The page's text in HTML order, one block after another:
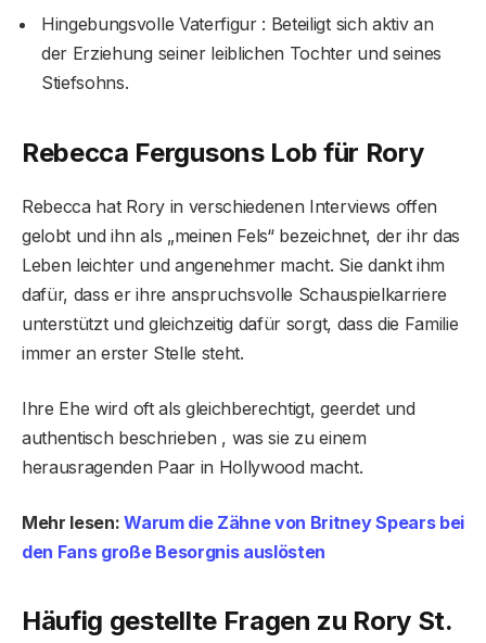
Hingebungsvolle Vaterfigur : Beteiligt sich aktiv an
der Erziehung seiner leiblichen Tochter und seines
Stiefsohns.
Rebecca Fergusons Lob für Rory
Rebecca hat Rory in verschiedenen Interviews offen
gelobt und ihn als „meinen Fels“ bezeichnet, der ihr das
Leben leichter und angenehmer macht. Sie dankt ihm
dafür, dass er ihre anspruchsvolle Schauspielkarriere
unterstützt und gleichzeitig dafür sorgt, dass die Familie
immer an erster Stelle steht.
Ihre Ehe wird oft als gleichberechtigt, geerdet und
authentisch beschrieben , was sie zu einem
herausragenden Paar in Hollywood macht.
Mehr lesen:Warum die Zähne von Britney Spears bei
den Fans große Besorgnis auslösten
Häufig gestellte Fragen zu Rory St.